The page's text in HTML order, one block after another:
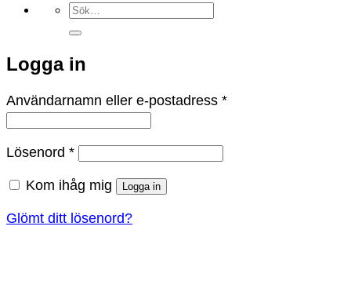
Sök
efter:
Logga in
Användarnamn eller e-postadress *Obligatoriskt
Lösenord *Obligatoriskt
Kom ihåg mig Logga in
Glömt ditt lösenord?